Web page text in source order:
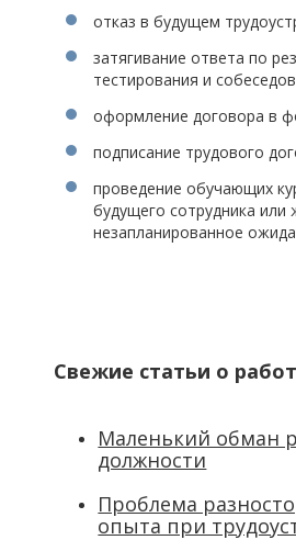
отказ в будущем
затягивание ответа по
тестирования и
оформление договора в
подписание трудового
проведение обучающих
будущего сотрудника или
незапланированное
Свежие статьи о
Маленький обман
должности
Проблема
опыта при